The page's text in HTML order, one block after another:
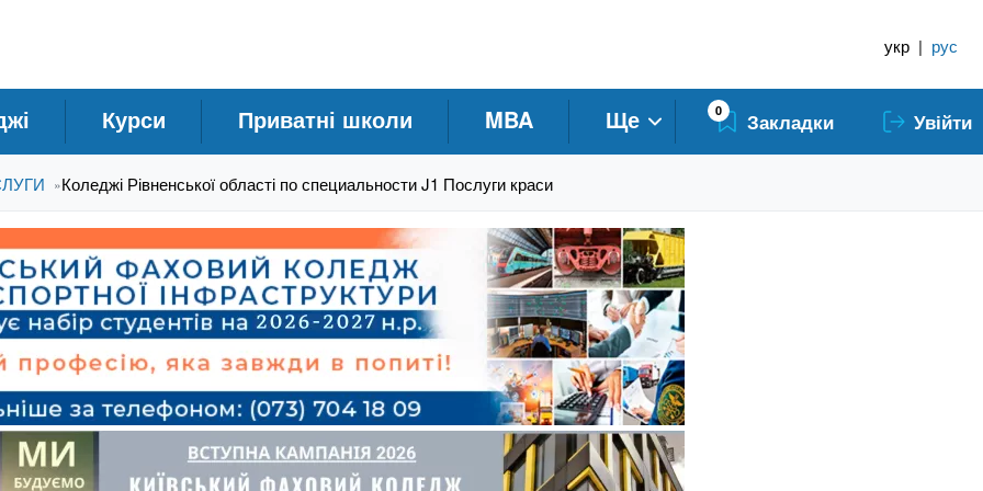
укр | рус
Курси Приватні школи MBA Ще 0 Закладки Увійти
»Коледжі Рівненської області по специальности J1 Послуги краси